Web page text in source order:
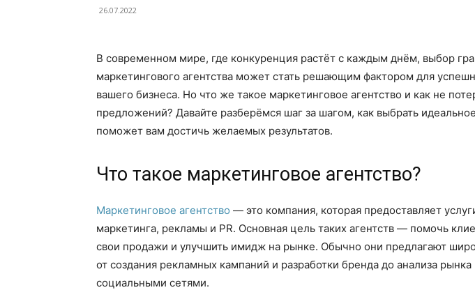
26.07.2022
В современном мире, где конкуренция растёт с каждым днём, выбор
маркетингового агентства может стать решающим фактором для
вашего бизнеса. Но что же такое маркетинговое агентство и как не
предложений? Давайте разберёмся шаг за шагом, как выбрать
поможет вам достичь желаемых результатов.
Что такое маркетинговое агентство?
Маркетинговое агентство — это компания, которая предоставляет
маркетинга, рекламы и PR. Основная цель таких агентств — помочь
свои продажи и улучшить имидж на рынке. Обычно они предлагают
от создания рекламных кампаний и разработки бренда до анализа
социальными сетями.